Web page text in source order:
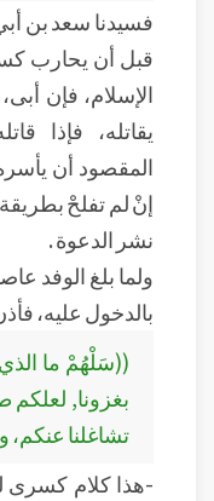
فسيدنا سعد بن
قبل أن يحارب
الإسلام، فإن
يقاتله، فإذا
المقصود أن
إنْ لم تفلحْ
نشر الدعوة .
ولما بلغ الوفد
بالدخول عليه،
((سَلْهُمْ ما الذي
بغزونا, لعلكم
تشاغلنا
-هذا كلام كسرى